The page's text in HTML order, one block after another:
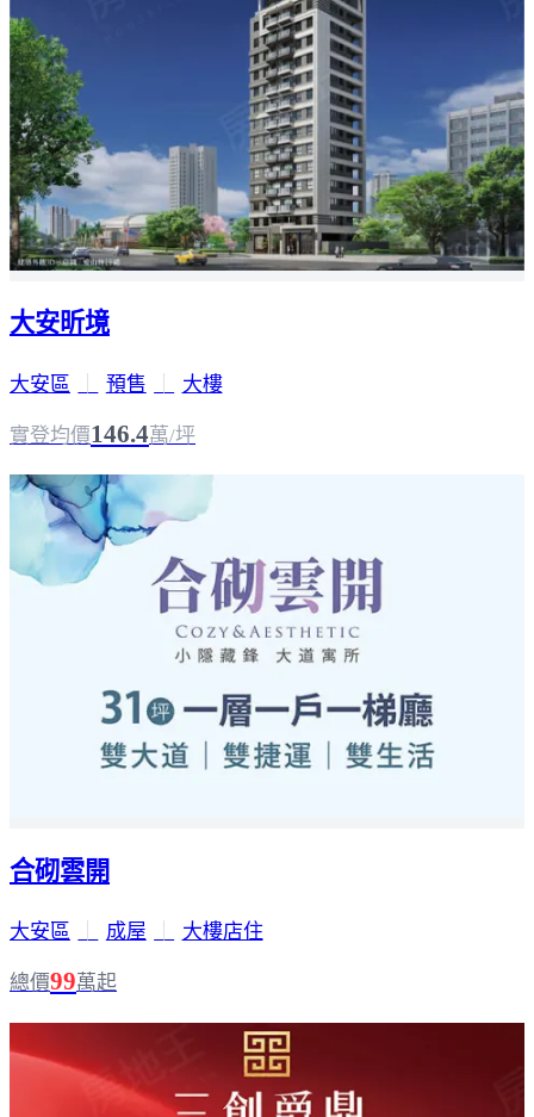
大安昕境
大安區 預售 大樓
實登均價146.4萬/坪
合砌雲開
大安區 成屋 大樓店住
總價99萬起